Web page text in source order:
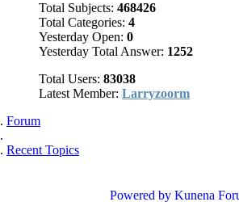
Total Subjects: 468426
Total Categories: 4
Yesterday Open: 0
Yesterday Total Answer: 1252
Total Users: 83038
Latest Member: Larryzoorm
Forum
Recent Topics
Powered by Kunena